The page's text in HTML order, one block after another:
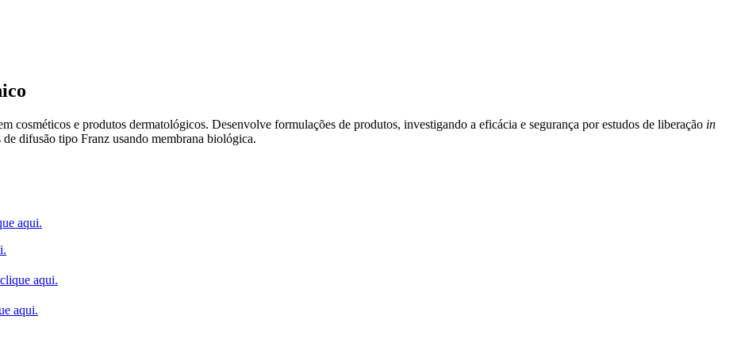
cosméticos e produtos dermatológicos. Desenvolve formulações de produtos, investigando a eficácia e segurança por estudos de liberação in
de difusão tipo Franz usando membrana biológica.
aqui.
clique aqui.
aqui.